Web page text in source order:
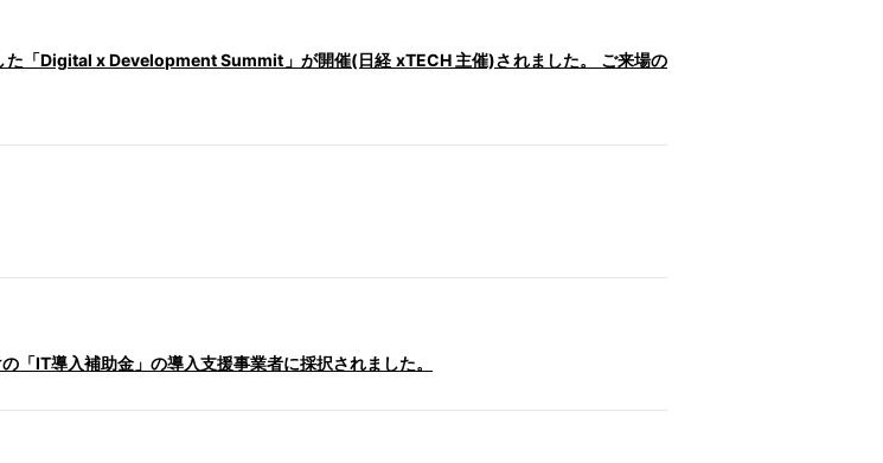
「Digital x Development Summit」が開催(日経 xTECH 主催)されました。 ご来場の
「IT導入補助金」の導入支援事業者に採択されました。